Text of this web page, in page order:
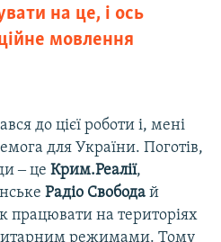
на це, і ось
мовлення
до цієї роботи і, мені
для України. Поготів,
‒ це Крим.Реалії,
Радiо Свобода й
працювати на територіях
режимами. Тому